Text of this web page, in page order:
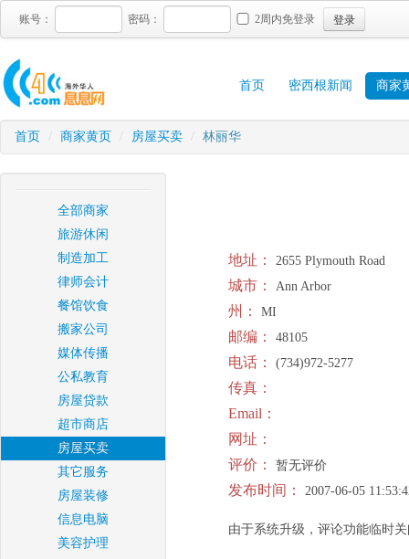
账号： 密码： 2周内免登录 登录
首页 密西根新闻 商家
首页 / 商家黄页 / 房屋买卖 / 林丽华
全部商家
旅游休闲
制造加工
律师会计
餐馆饮食
搬家公司
媒体传播
公私教育
房屋贷款
超市商店
房屋买卖
其它服务
房屋装修
信息电脑
美容护理
地址： 2655 Plymouth Road
城市： Ann Arbor
州： MI
邮编： 48105
电话： (734)972-5277
传真：
Email：
网址：
评价：
暂无评价
发布时间： 2007-06-05
由于系统升级，评论功能临时